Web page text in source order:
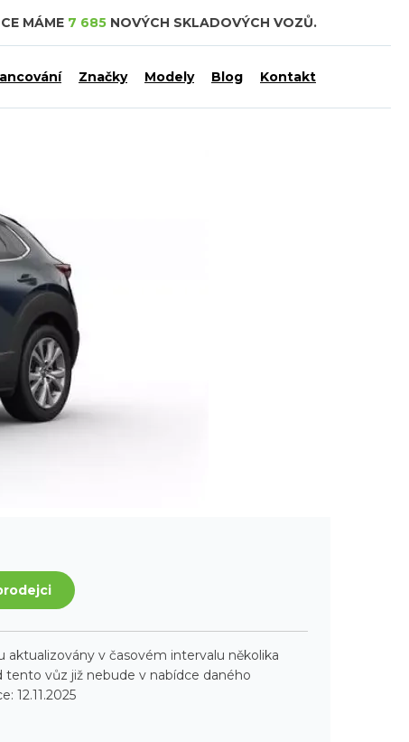
MÁME 7 685 NOVÝCH SKLADOVÝCH VOZŮ.
Značky Modely Blog Kontakt
aktualizovány v časovém intervalu několika
vůz již nebude v nabídce daného
12.11.2025